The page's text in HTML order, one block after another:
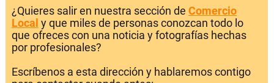
¿Quieres salir en nuestra sección de Comercio
Local y que miles de personas conozcan todo lo
que ofreces con una noticia y fotografías hechas
por profesionales?
Escríbenos a esta dirección y hablaremos contigo